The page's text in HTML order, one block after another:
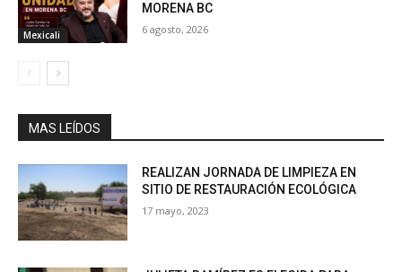
Mexicali
MORENA BC
6 agosto, 2026
MAS LEÍDOS
REALIZAN JORNADA DE LIMPIEZA EN
SITIO DE RESTAURACIÓN ECOLÓGICA
17 mayo, 2023